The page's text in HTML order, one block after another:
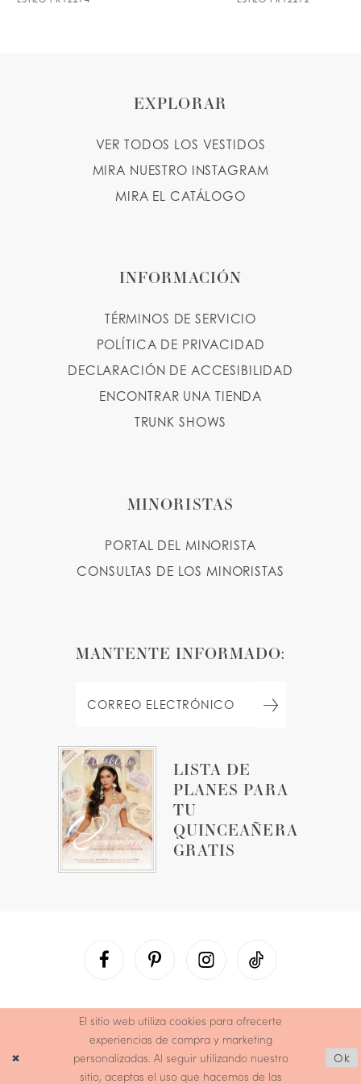
LISTA DE
PLANES PARA
TU
QUINCEAÑERA
GRATIS
EXPLORAR
VER TODOS LOS VESTIDOS
MIRA NUESTRO INSTAGRAM
MIRA EL CATÁLOGO
INFORMACIÓN
TÉRMINOS DE SERVICIO
POLÍTICA DE PRIVACIDAD
DECLARACIÓN DE ACCESIBILIDAD
ENCONTRAR UNA TIENDA
TRUNK SHOWS
MINORISTAS
PORTAL DEL MINORISTA
CONSULTAS DE LOS MINORISTAS
MANTENTE INFORMADO:
El sitio web utiliza cookies para ofrecerte
experiencias de compra y marketing
personalizadas. Al seguir utilizando nuestro
sitio, aceptas el uso que hacemos de las
Ok